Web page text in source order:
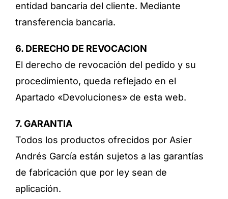
entidad bancaria del cliente. Mediante
transferencia bancaria.
6. DERECHO DE REVOCACION
El derecho de revocación del pedido y su
procedimiento, queda reflejado en el
Apartado «Devoluciones» de esta web.
7. GARANTIA
Todos los productos ofrecidos por Asier
Andrés García están sujetos a las garantías
de fabricación que por ley sean de
aplicación.